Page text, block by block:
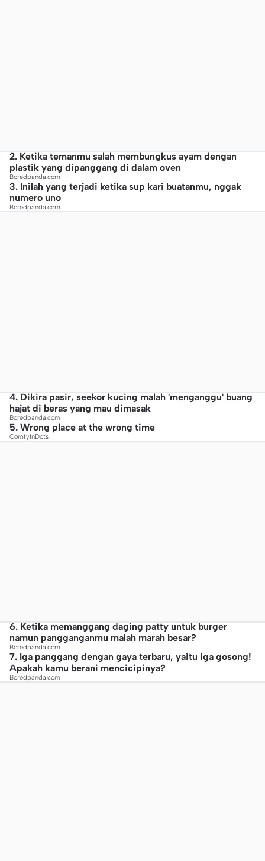
2. Ketika temanmu salah membungkus ayam dengan
plastik yang dipanggang di dalam oven
Boredpanda.com
3. Inilah yang terjadi ketika sup kari buatanmu, nggak
numero uno
Boredpanda.com
4. Dikira pasir, seekor kucing malah 'menganggu' buang
hajat di beras yang mau dimasak
Boredpanda.com
5. Wrong place at the wrong time
ComfyInDots
6. Ketika memanggang daging patty untuk burger
namun pangganganmu malah marah besar?
Boredpanda.com
7. Iga panggang dengan gaya terbaru, yaitu iga gosong!
Apakah kamu berani mencicipinya?
Boredpanda.com